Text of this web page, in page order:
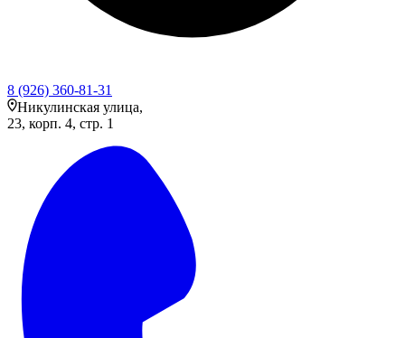
8 (926) 360-81-31
Никулинская улица,
23, корп. 4, стр. 1